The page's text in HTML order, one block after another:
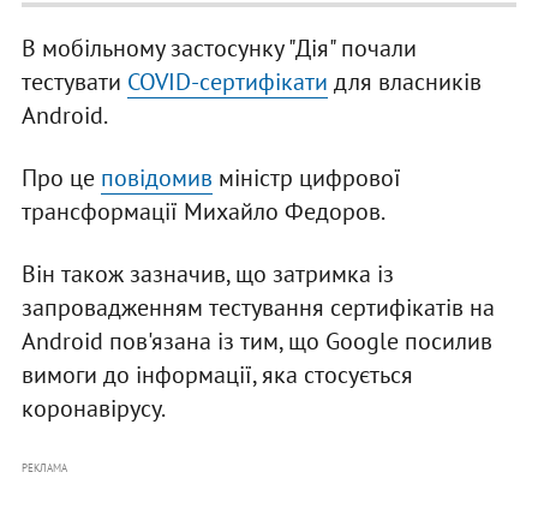
В мобільному застосунку "Дія" почали
тестувати COVID-сертифікати для власників
Android.
Про це повідомив міністр цифрової
трансформації Михайло Федоров.
Він також зазначив, що затримка із
запровадженням тестування сертифікатів на
Android пов'язана із тим, що Google посилив
вимоги до інформації, яка стосується
коронавірусу.
РЕКЛАМА